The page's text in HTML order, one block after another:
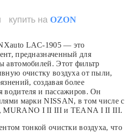
купить на OZON
LAC-1905 — это
предназначенный для
автомобилей. Этот фильтр
очистку воздуха от пыли,
создавая более
водителя и пассажиров. Он
марки NISSAN, в том числе с
MURANO I II III и TEANA I II III.
тонкой очистки воздуха, что